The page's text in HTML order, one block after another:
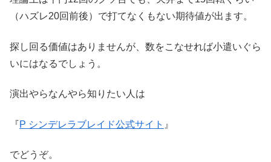
（ハズレ20回前後）で打てなくもない期待値が出ます。
探し回る価値はありませんが、数をこなせれば小遣いぐら
いにはなるでしょう。
演出やらなんやら知りたい人は
『P シンデレラブレイド公式サイト 』
でどうぞ。